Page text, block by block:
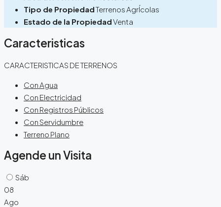
Tipo de PropiedadTerrenos AgrÍcolas
Estado de la PropiedadVenta
Caracteristicas
CARACTERISTICAS DE TERRENOS
Con Agua
Con Electricidad
Con Registros Públicos
Con Servidumbre
Terreno Plano
Agende un Visita
Sáb
08
Ago